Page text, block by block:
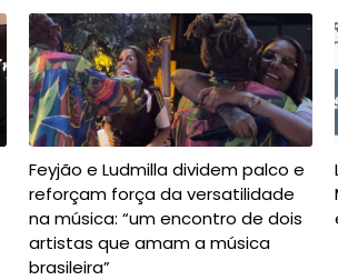
Feyjão e Ludmilla dividem palco e
reforçam força da versatilidade
na música: “um encontro de dois
artistas que amam a música
brasileira”